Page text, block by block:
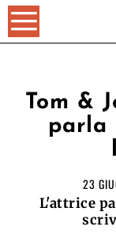
Tom &
parla
23
L'attrice